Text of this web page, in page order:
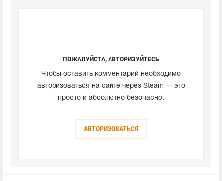
ПОЖАЛУЙСТА, АВТОРИЗУЙТЕСЬ
Чтобы оставить комментарий необходимо
авторизоваться на сайте через Steam — это
просто и абсолютно безопасно.
АВТОРИЗОВАТЬСЯ